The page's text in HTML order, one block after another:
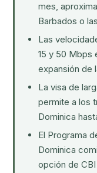
mes,
Barbados o
Las
15 y 50 Mbps
expansión de
La visa de
permite a los
Dominica
El Programa
Dominica
opción de